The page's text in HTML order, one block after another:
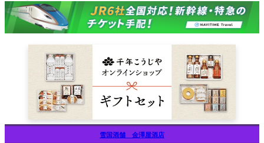
雪国酒舗 金澤屋酒店